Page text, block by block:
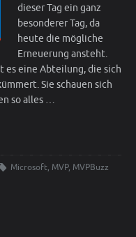
dieser Tag ein ganz
besonderer Tag, da
heute die mögliche
Erneuerung ansteht.
es eine Abteilung, die sich
Sie schauen sich
so alles …
Microsoft, MVP, MVPBuzz